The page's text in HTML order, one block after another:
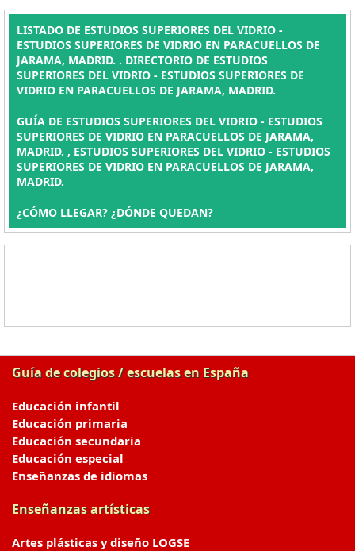
LISTADO DE ESTUDIOS SUPERIORES DEL VIDRIO -
ESTUDIOS SUPERIORES DE VIDRIO EN PARACUELLOS DE
JARAMA, MADRID. . DIRECTORIO DE ESTUDIOS
SUPERIORES DEL VIDRIO - ESTUDIOS SUPERIORES DE
VIDRIO EN PARACUELLOS DE JARAMA, MADRID.
GUÍA DE ESTUDIOS SUPERIORES DEL VIDRIO - ESTUDIOS
SUPERIORES DE VIDRIO EN PARACUELLOS DE JARAMA,
MADRID. , ESTUDIOS SUPERIORES DEL VIDRIO - ESTUDIOS
SUPERIORES DE VIDRIO EN PARACUELLOS DE JARAMA,
MADRID.
¿CÓMO LLEGAR? ¿DÓNDE QUEDAN?
Guía de colegios / escuelas en España
Educación infantil
Educación primaria
Educación secundaria
Educación especial
Enseñanzas de idiomas
Enseñanzas artísticas
Artes plásticas y diseño LOGSE